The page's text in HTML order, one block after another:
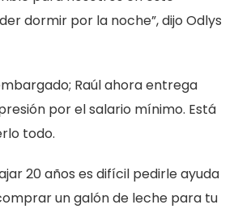
dormir por la noche”, dijo Odlys
Raúl ahora entrega
por el salario mínimo. Está
todo.
20 años es difícil pedirle ayuda
un galón de leche para tu